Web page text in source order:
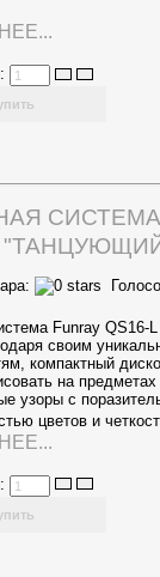
СИСТЕМА
Funray QS16-
своим
компактный
на предметах
узоры с
цветов и